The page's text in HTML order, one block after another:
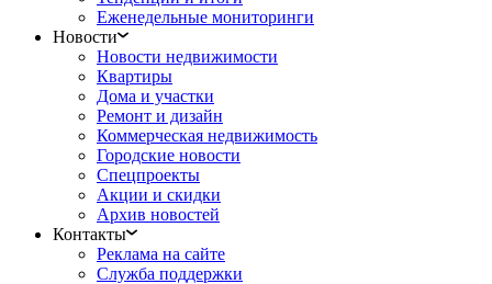
Еженедельные мониторинги
Новости
Новости недвижимости
Квартиры
Дома и участки
Ремонт и дизайн
Коммерческая недвижимость
Городские новости
Спецпроекты
Акции и скидки
Архив новостей
Контакты
Реклама на сайте
Служба поддержки